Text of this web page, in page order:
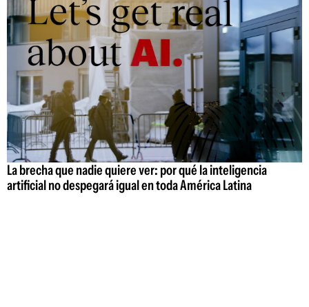
La brecha que nadie quiere ver: por qué la inteligencia
artificial no despegará igual en toda América Latina